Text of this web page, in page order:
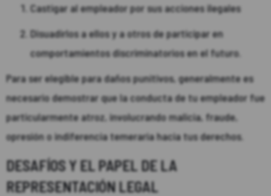
Castigar al empleador por sus acciones ilegales
Disuadirlos a ellos y a otros de participar en
comportamientos discriminatorios en el futuro.
Para ser elegible para daños punitivos, generalmente es
necesario demostrar que la conducta de tu empleador fue
particularmente atroz, involucrando malicia, fraude,
opresión o indiferencia temeraria hacia tus derechos.
DESAFÍOS Y EL PAPEL DE LA
REPRESENTACIÓN LEGAL